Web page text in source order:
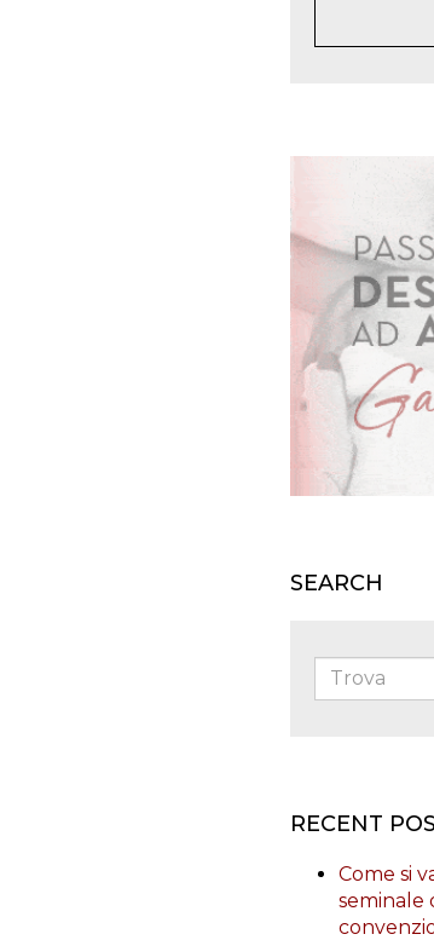
SEARCH
Trova:
RECENT
Come si
seminale